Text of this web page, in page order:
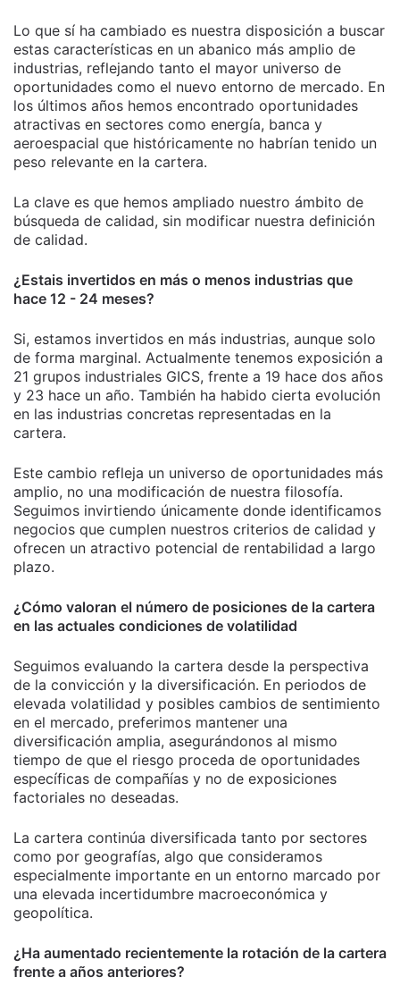
Lo que sí ha cambiado es nuestra disposición a buscar
estas características en un abanico más amplio de
industrias, reflejando tanto el mayor universo de
oportunidades como el nuevo entorno de mercado. En
los últimos años hemos encontrado oportunidades
atractivas en sectores como energía, banca y
aeroespacial que históricamente no habrían tenido un
peso relevante en la cartera.
La clave es que hemos ampliado nuestro ámbito de
búsqueda de calidad, sin modificar nuestra definición
de calidad.
¿Estais invertidos en más o menos industrias que
hace 12 - 24 meses?
Si, estamos invertidos en más industrias, aunque solo
de forma marginal. Actualmente tenemos exposición a
21 grupos industriales GICS, frente a 19 hace dos años
y 23 hace un año. También ha habido cierta evolución
en las industrias concretas representadas en la
cartera.
Este cambio refleja un universo de oportunidades más
amplio, no una modificación de nuestra filosofía.
Seguimos invirtiendo únicamente donde identificamos
negocios que cumplen nuestros criterios de calidad y
ofrecen un atractivo potencial de rentabilidad a largo
plazo.
¿Cómo valoran el número de posiciones de la cartera
en las actuales condiciones de volatilidad
Seguimos evaluando la cartera desde la perspectiva
de la convicción y la diversificación. En periodos de
elevada volatilidad y posibles cambios de sentimiento
en el mercado, preferimos mantener una
diversificación amplia, asegurándonos al mismo
tiempo de que el riesgo proceda de oportunidades
específicas de compañías y no de exposiciones
factoriales no deseadas.
La cartera continúa diversificada tanto por sectores
como por geografías, algo que consideramos
especialmente importante en un entorno marcado por
una elevada incertidumbre macroeconómica y
geopolítica.
¿Ha aumentado recientemente la rotación de la cartera
frente a años anteriores?